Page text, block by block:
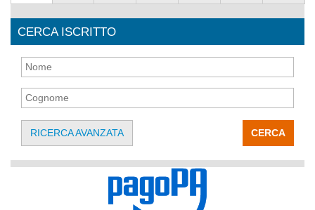
CERCA ISCRITTO
CERCA
RICERCA AVANZATA